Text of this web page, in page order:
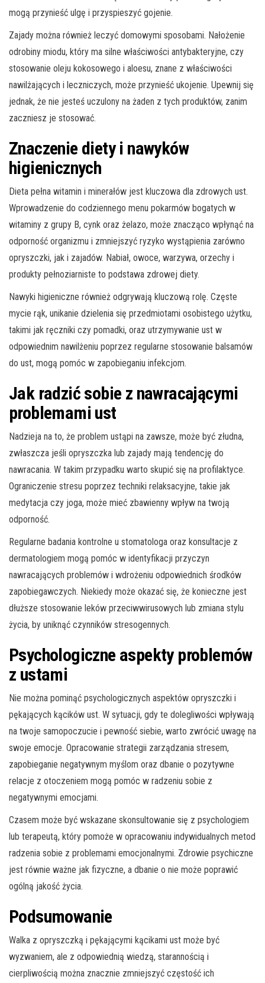
mogą przynieść ulgę i przyspieszyć gojenie.
Zajady można również leczyć domowymi sposobami. Nałożenie
odrobiny miodu, który ma silne właściwości antybakteryjne, czy
stosowanie oleju kokosowego i aloesu, znane z właściwości
nawilżających i leczniczych, może przynieść ukojenie. Upewnij się
jednak, że nie jesteś uczulony na żaden z tych produktów, zanim
zaczniesz je stosować.
Znaczenie diety i nawyków
higienicznych
Dieta pełna witamin i minerałów jest kluczowa dla zdrowych ust.
Wprowadzenie do codziennego menu pokarmów bogatych w
witaminy z grupy B, cynk oraz żelazo, może znacząco wpłynąć na
odporność organizmu i zmniejszyć ryzyko wystąpienia zarówno
opryszczki, jak i zajadów. Nabiał, owoce, warzywa, orzechy i
produkty pełnoziarniste to podstawa zdrowej diety.
Nawyki higieniczne również odgrywają kluczową rolę. Częste
mycie rąk, unikanie dzielenia się przedmiotami osobistego użytku,
takimi jak ręczniki czy pomadki, oraz utrzymywanie ust w
odpowiednim nawilżeniu poprzez regularne stosowanie balsamów
do ust, mogą pomóc w zapobieganiu infekcjom.
Jak radzić sobie z nawracającymi
problemami ust
Nadzieja na to, że problem ustąpi na zawsze, może być złudna,
zwłaszcza jeśli opryszczka lub zajady mają tendencję do
nawracania. W takim przypadku warto skupić się na profilaktyce.
Ograniczenie stresu poprzez techniki relaksacyjne, takie jak
medytacja czy joga, może mieć zbawienny wpływ na twoją
odporność.
Regularne badania kontrolne u stomatologa oraz konsultacje z
dermatologiem mogą pomóc w identyfikacji przyczyn
nawracających problemów i wdrożeniu odpowiednich środków
zapobiegawczych. Niekiedy może okazać się, że konieczne jest
dłuższe stosowanie leków przeciwwirusowych lub zmiana stylu
życia, by uniknąć czynników stresogennych.
Psychologiczne aspekty problemów
z ustami
Nie można pominąć psychologicznych aspektów opryszczki i
pękających kącików ust. W sytuacji, gdy te dolegliwości wpływają
na twoje samopoczucie i pewność siebie, warto zwrócić uwagę na
swoje emocje. Opracowanie strategii zarządzania stresem,
zapobieganie negatywnym myślom oraz dbanie o pozytywne
relacje z otoczeniem mogą pomóc w radzeniu sobie z
negatywnymi emocjami.
Czasem może być wskazane skonsultowanie się z psychologiem
lub terapeutą, który pomoże w opracowaniu indywidualnych metod
radzenia sobie z problemami emocjonalnymi. Zdrowie psychiczne
jest równie ważne jak fizyczne, a dbanie o nie może poprawić
ogólną jakość życia.
Podsumowanie
Walka z opryszczką i pękającymi kącikami ust może być
wyzwaniem, ale z odpowiednią wiedzą, starannością i
cierpliwością można znacznie zmniejszyć częstość ich